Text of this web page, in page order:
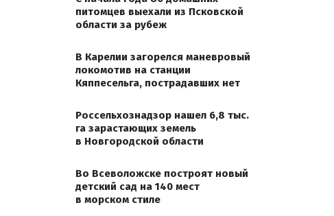
питомцев выехали из Псковской
области за рубеж
В Карелии загорелся маневровый
локомотив на станции
Кяппесельга, пострадавших нет
Россельхознадзор нашел 6,8 тыс.
га зарастающих земель
в Новгородской области
Во Всеволожске построят новый
детский сад на 140 мест
в морском стиле